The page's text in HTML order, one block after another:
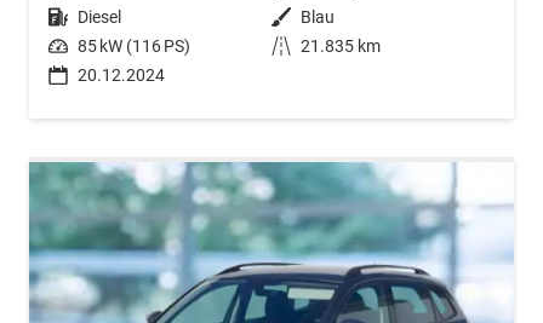
Kraftstoff Diesel Außenfarbe Blau
Leistung 85 kW (116 PS) Kilometerstand 21.835 km
20.12.2024